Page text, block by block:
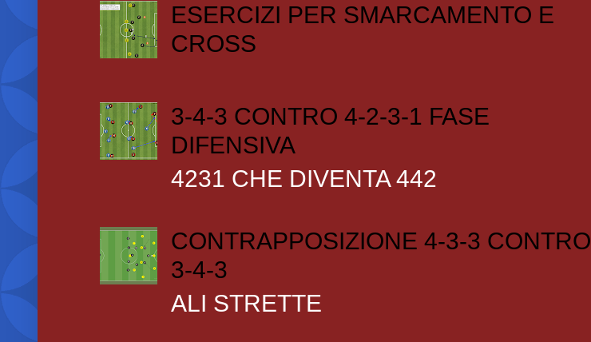
ESERCIZI PER SMARCAMENTO E
CROSS
3-4-3 CONTRO 4-2-3-1 FASE
DIFENSIVA
4231 CHE DIVENTA 442
CONTRAPPOSIZIONE 4-3-3 CONTRO
3-4-3
ALI STRETTE